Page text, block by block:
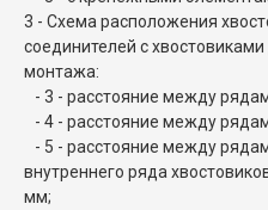
3 - Схема расположения
соединителей с
монтажа:
- 3 - расстояние между
- 4 - расстояние между
- 5 - расстояние между
внутреннего ряда
мм;